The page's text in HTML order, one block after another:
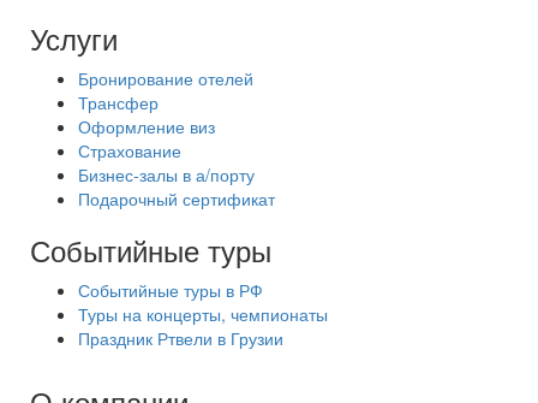
Услуги
Бронирование отелей
Трансфер
Оформление виз
Страхование
Бизнес-залы в а/порту
Подарочный сертификат
Событийные туры
Событийные туры в РФ
Туры на концерты, чемпионаты
Праздник Ртвели в Грузии